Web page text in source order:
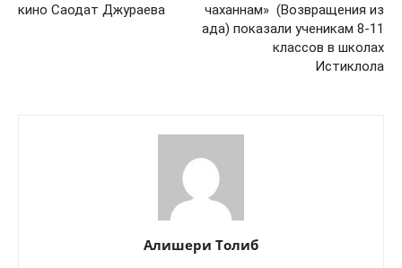
кино Саодат Джураева
чаханнам» (Возвращения из
ада) показали ученикам 8-11
классов в школах
Истиклола
Алишери Толиб